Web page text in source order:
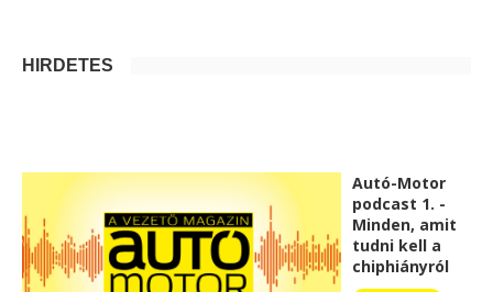
HIRDETÉS
Autó-Motor
podcast 1. -
Minden, amit
tudni kell a
chiphiányról